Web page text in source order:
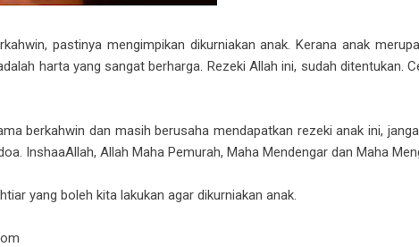
pastinya mengimpikan dikurniakan anak. Kerana anak
harta yang sangat berharga. Rezeki Allah ini, sudah ditentukan.
berkahwin dan masih berusaha mendapatkan rezeki anak ini,
InshaaAllah, Allah Maha Pemurah, Maha Mendengar dan Maha
yang boleh kita lakukan agar dikurniakan anak.